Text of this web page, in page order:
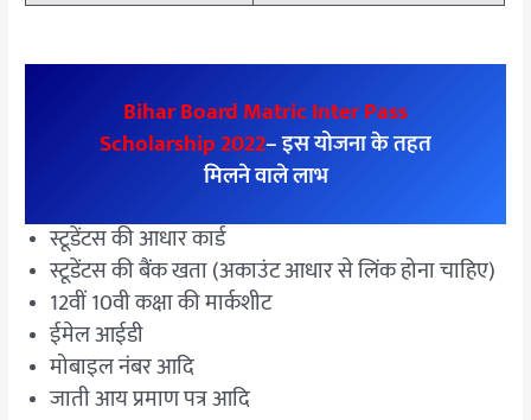
Bihar Board Matric Inter Pass
Scholarship 2022– इस योजना के तहत
मिलने वाले लाभ
स्टूडेंटस की आधार कार्ड
स्टूडेंटस की बैंक खता (अकाउंट आधार से लिंक होना चाहिए)
12वीं 10वी कक्षा की मार्कशीट
ईमेल आईडी
मोबाइल नंबर आदि
जाती आय प्रमाण पत्र आदि